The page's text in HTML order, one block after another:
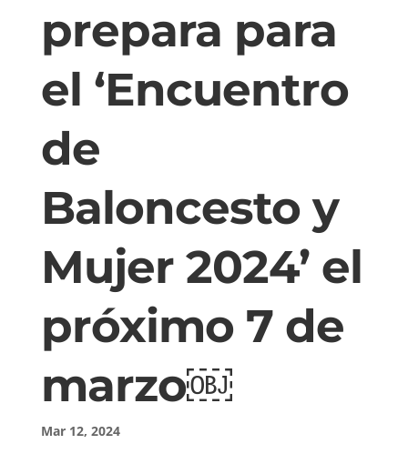
prepara para
el ‘Encuentro
de
Baloncesto y
Mujer 2024’ el
próximo 7 de
marzo￼
Mar 12, 2024